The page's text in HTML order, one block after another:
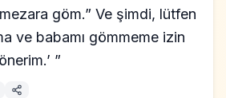
göm.” Ve şimdi, lütfen
ve babamı gömmeme izin
”